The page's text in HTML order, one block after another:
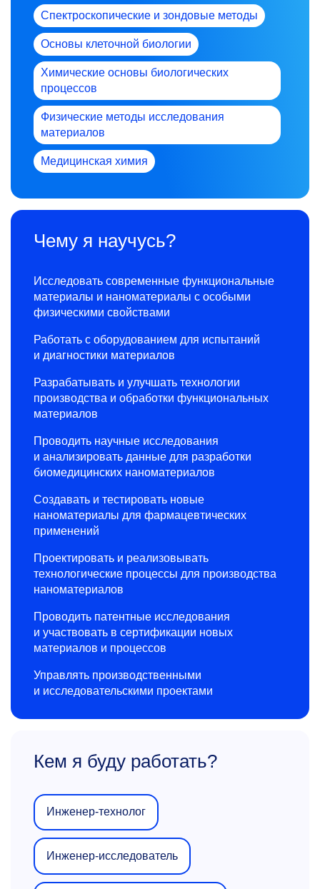
Спектроскопические и зондовые методы
Основы клеточной биологии
Химические основы биологических
процессов
Физические методы исследования
материалов
Медицинская химия
Чему я научусь?
Исследовать современные функциональные
материалы и наноматериалы с особыми
физическими свойствами
Работать с оборудованием для испытаний
и диагностики материалов
Разрабатывать и улучшать технологии
производства и обработки функциональных
материалов
Проводить научные исследования
и анализировать данные для разработки
биомедицинских наноматериалов
Создавать и тестировать новые
наноматериалы для фармацевтических
применений
Проектировать и реализовывать
технологические процессы для производства
наноматериалов
Проводить патентные исследования
и участвовать в сертификации новых
материалов и процессов
Управлять производственными
и исследовательскими проектами
Кем я буду работать?
Инженер-технолог
Инженер-исследователь